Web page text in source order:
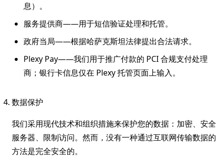
息）。
服务提供商——用于短信验证处理和托管。
政府当局——根据哈萨克斯坦法律提出合法请求。
Plexy Pay——我们用于推广付款的 PCI 合规支付处理
商；银行卡信息仅在 Plexy 托管页面上输入。
数据保护
我们采用现代技术和组织措施来保护您的数据：加密、安全
服务器、限制访问。然而，没有一种通过互联网传输数据的
方法是完全安全的。